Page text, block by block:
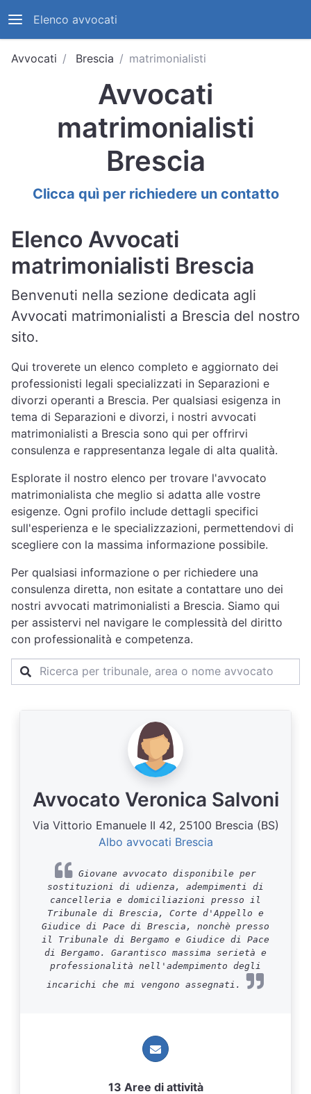
Elenco avvocati
Avvocati Brescia matrimonialisti
Avvocati
matrimonialisti
Brescia
Clicca quì per richiedere un contatto
Elenco Avvocati
matrimonialisti Brescia
Benvenuti nella sezione dedicata agli
Avvocati matrimonialisti a Brescia del nostro
sito.
Qui troverete un elenco completo e aggiornato dei
professionisti legali specializzati in Separazioni e
divorzi operanti a Brescia. Per qualsiasi esigenza in
tema di Separazioni e divorzi, i nostri avvocati
matrimonialisti a Brescia sono qui per offrirvi
consulenza e rappresentanza legale di alta qualità.
Esplorate il nostro elenco per trovare l'avvocato
matrimonialista che meglio si adatta alle vostre
esigenze. Ogni profilo include dettagli specifici
sull'esperienza e le specializzazioni, permettendovi di
scegliere con la massima informazione possibile.
Per qualsiasi informazione o per richiedere una
consulenza diretta, non esitate a contattare uno dei
nostri avvocati matrimonialisti a Brescia. Siamo qui
per assistervi nel navigare le complessità del diritto
con professionalità e competenza.
Avvocato Veronica Salvoni
Via Vittorio Emanuele II 42, 25100 Brescia (BS)
Albo avvocati Brescia
Giovane avvocato disponibile per
sostituzioni di udienza, adempimenti di
cancelleria e domiciliazioni presso il
Tribunale di Brescia, Corte d'Appello e
Giudice di Pace di Brescia, nonchè presso
il Tribunale di Bergamo e Giudice di Pace
di Bergamo. Garantisco massima serietà e
professionalità nell'adempimento degli
incarichi che mi vengono assegnati.
13 Aree di attività